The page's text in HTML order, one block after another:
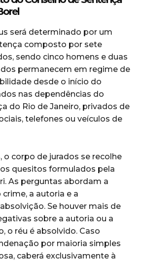
será determinado por um
composto por sete
sendo cinco homens e duas
permanecem em regime de
desde o início do
nas dependências do
do Rio de Janeiro, privados de
telefones ou veículos de
o corpo de jurados se recolhe
quesitos formulados pela
As perguntas abordam a
a autoria e a
Se houver mais de
sobre a autoria ou a
o réu é absolvido. Caso
por maioria simples
caberá exclusivamente à